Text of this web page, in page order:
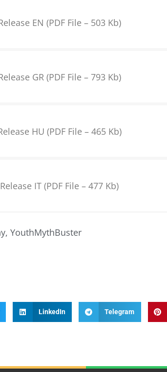
EN (PDF File – 503 Kb)
GR (PDF File – 793 Kb)
HU (PDF File – 465 Kb)
IT (PDF File – 477 Kb)
, YouthMythBuster
LinkedIn Telegram